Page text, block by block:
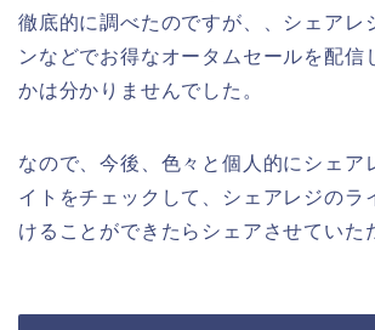
徹底的に調べたのですが、、シェアレ
ンなどでお得なオータムセールを配信
かは分かりませんでした。
なので、今後、色々と個人的にシェア
イトをチェックして、シェアレジのラ
けることができたらシェアさせていた